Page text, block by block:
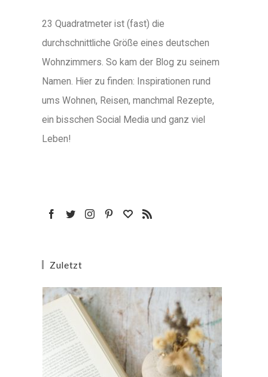
23 Quadratmeter ist (fast) die
durchschnittliche Größe eines deutschen
Wohnzimmers. So kam der Blog zu seinem
Namen. Hier zu finden: Inspirationen rund
ums Wohnen, Reisen, manchmal Rezepte,
ein bisschen Social Media und ganz viel
Leben!
Zuletzt